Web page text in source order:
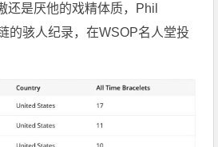
还是厌他的戏精体质，Phil
的骇人纪录，在WSOP名人堂投